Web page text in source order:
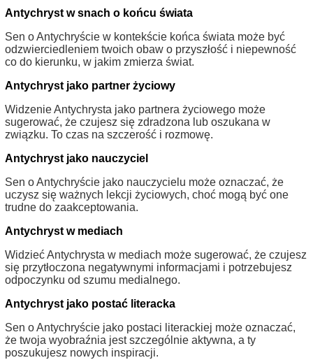
Antychryst w snach o końcu świata
Sen o Antychryście w kontekście końca świata może być
odzwierciedleniem twoich obaw o przyszłość i niepewność
co do kierunku, w jakim zmierza świat.
Antychryst jako partner życiowy
Widzenie Antychrysta jako partnera życiowego może
sugerować, że czujesz się zdradzona lub oszukana w
związku. To czas na szczerość i rozmowę.
Antychryst jako nauczyciel
Sen o Antychryście jako nauczycielu może oznaczać, że
uczysz się ważnych lekcji życiowych, choć mogą być one
trudne do zaakceptowania.
Antychryst w mediach
Widzieć Antychrysta w mediach może sugerować, że czujesz
się przytłoczona negatywnymi informacjami i potrzebujesz
odpoczynku od szumu medialnego.
Antychryst jako postać literacka
Sen o Antychryście jako postaci literackiej może oznaczać,
że twoja wyobraźnia jest szczególnie aktywna, a ty
poszukujesz nowych inspiracji.